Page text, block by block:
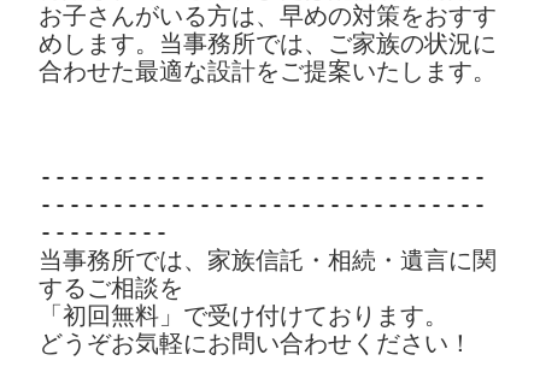
お子さんがいる方は、早めの対策をおすす
めします。当事務所では、ご家族の状況に
合わせた最適な設計をご提案いたします。
-------------------------------
-------------------------------
---------
当事務所では、家族信託・相続・遺言に関
するご相談を
「初回無料」で受け付けております。
どうぞお気軽にお問い合わせください！